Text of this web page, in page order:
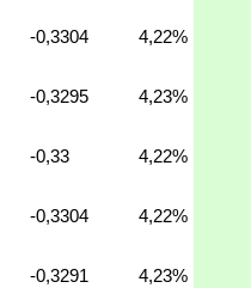
-0,3304 4,22%
-0,3295 4,23%
-0,33 4,22%
-0,3304 4,22%
-0,3291 4,23%